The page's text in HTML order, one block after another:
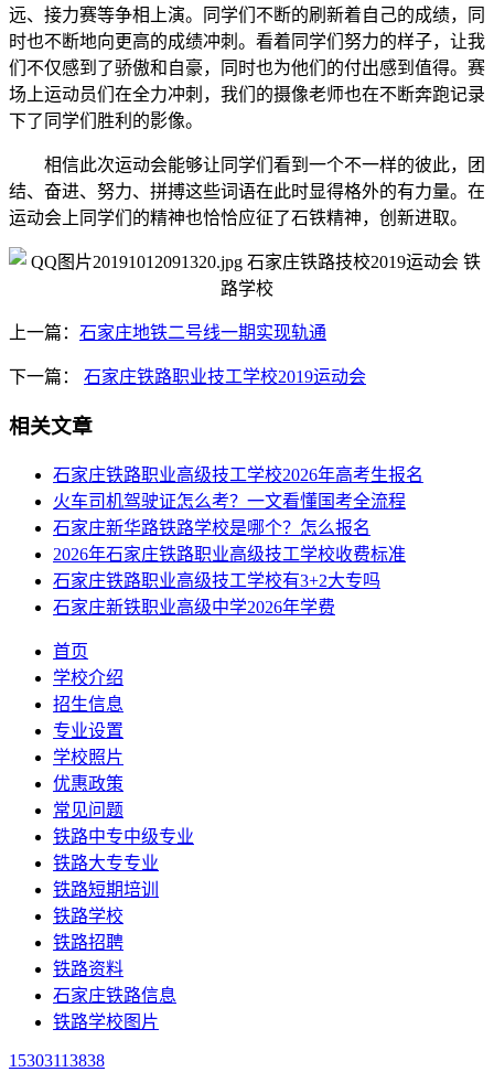
远、接力赛等争相上演。同学们不断的刷新着自己的成绩，同
时也不断地向更高的成绩冲刺。看着同学们努力的样子，让我
们不仅感到了骄傲和自豪，同时也为他们的付出感到值得。赛
场上运动员们在全力冲刺，我们的摄像老师也在不断奔跑记录
下了同学们胜利的影像。
相信此次运动会能够让同学们看到一个不一样的彼此，团
结、奋进、努力、拼搏这些词语在此时显得格外的有力量。在
运动会上同学们的精神也恰恰应征了石铁精神，创新进取。
上一篇： 石家庄地铁二号线一期实现轨通
下一篇： 石家庄铁路职业技工学校2019运动会
相关文章
石家庄铁路职业高级技工学校2026年高考生报名
火车司机驾驶证怎么考？一文看懂国考全流程
石家庄新华路铁路学校是哪个？怎么报名
2026年石家庄铁路职业高级技工学校收费标准
石家庄铁路职业高级技工学校有3+2大专吗
石家庄新铁职业高级中学2026年学费
首页
学校介绍
招生信息
专业设置
学校照片
优惠政策
常见问题
铁路中专中级专业
铁路大专专业
铁路短期培训
铁路学校
铁路招聘
铁路资料
石家庄铁路信息
铁路学校图片
15303113838